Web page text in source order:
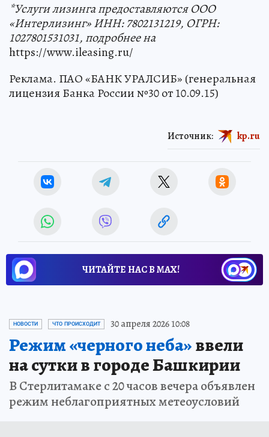
*Услуги лизинга предоставляются ООО
«Интерлизинг» ИНН: 7802131219, ОГРН:
1027801531031, подробнее на
https://www.ileasing.ru/
Реклама. ПАО «БАНК УРАЛСИБ» (генеральная
лицензия Банка России №30 от 10.09.15)
Источник: kp.ru
ЧИТАЙТЕ НАС В МАХ!
НОВОСТИ ЧТО ПРОИСХОДИТ 30 апреля 2026 10:08
Режим «черного неба»ввели
на сутки в городе Башкирии
В Стерлитамаке с 20 часов вечера объявлен
режим неблагоприятных метеоусловий